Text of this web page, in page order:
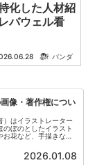
化した人材紹
バウェル看
パンダ
像・著作権につい
）はイラストレーター
ぼのとしたイラスト
花など、手描きなら
ダウンロードされてい
2026.01.08